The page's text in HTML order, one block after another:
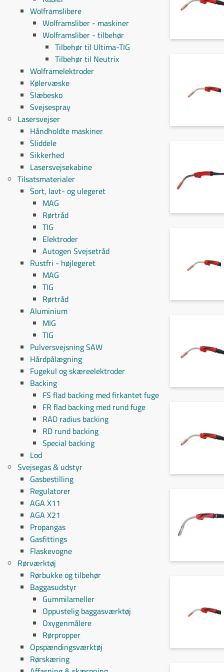
Wolframslibere
Wolframsliber - maskiner
Wolframsliber - tilbehør
Tilbehør til Ultima-TIG
Tilbehør til Neutrix
Wolframelektroder
Kølervæske
Slæbesko
Svejsespray
Lasersvejser
Håndholdte maskiner
Sliddele
Sikkerhed
Lasersvejsekabine
Tilsatsmaterialer
Sort, lavt- og ulegeret
MAG
Rørtråd
TIG
Elektroder
Autogen Svejsetråd
Rustfri - højlegeret
MAG
TIG
Rørtråd
Aluminium
MIG
TIG
Pulversvejsning SAW
Hårdpålægning
Fugekul og skæreelektroder
Backing
FS flad backing med firkantet fuge
FR flad backing med rund fuge
RAD radius backing
RD rund backing
Special backing
Lod
Svejsegas & udstyr
Gasbestilling
Regulatorer
AGA X11
AGA X21
Propangas
Gasfittings
Flaskevogne
Rørværktøj
Rørbukke og tilbehør
Baggasudstyr
Gummilameller
Oppustelig baggasværktøj
Oxygenmålere
Rørpropper
Opspændingsværktøj
Rørskæring